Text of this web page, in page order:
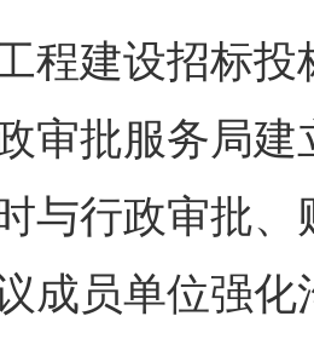
建设招标投
审批服务局建
与行政审批
成员单位强化